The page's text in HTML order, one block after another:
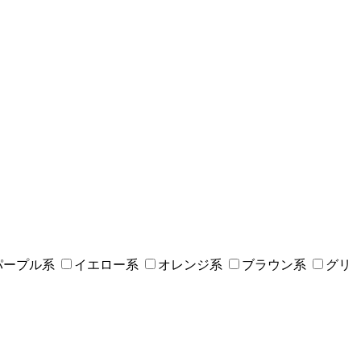
ープル系 イエロー系 オレンジ系 ブラウン系
グリ